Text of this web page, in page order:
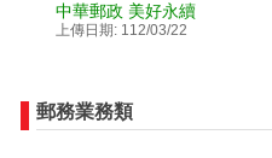
中華郵政 美好永續
上傳日期: 112/03/22
郵務業務類